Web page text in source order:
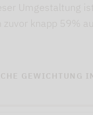
Umgestaltung
zuvor knapp 59%
GEWICHTUNG